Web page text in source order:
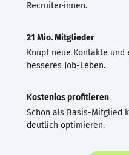
Recruiter·innen.
21 Mio. Mitglieder
Knüpf neue Kontakte
besseres Job-Leben.
Kostenlos profitieren
Schon als Basis-Mitglied
deutlich optimieren.